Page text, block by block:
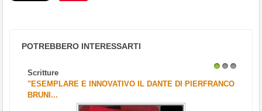
POTREBBERO INTERESSARTI
Scritture
"ESEMPLARE E INNOVATIVO IL DANTE DI PIERFRANCO
BRUNI...